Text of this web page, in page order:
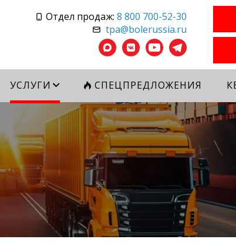
Отдел продаж: 8 800 700-52-30
tpa@bolerussia.ru
УСЛУГИ СПЕЦПРЕДЛОЖЕНИЯ